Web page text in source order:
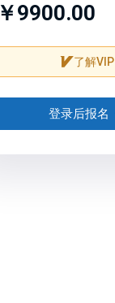
￥9900.00
了解VIP
登录后报名